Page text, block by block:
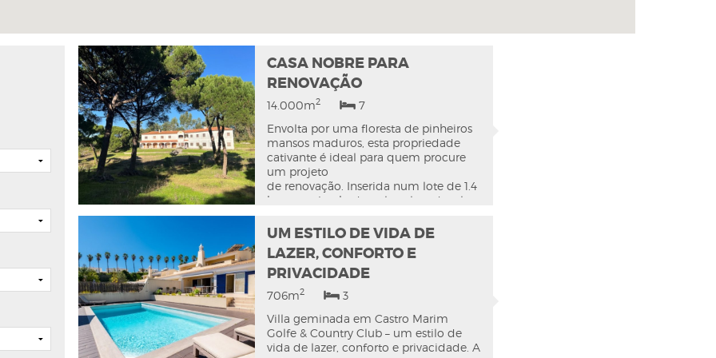
CASA NOBRE PARA
RENOVAÇÃO
14.000m2
7
Envolta por uma floresta de pinheiros
mansos maduros, esta propriedade
cativante é ideal para quem procure
um projeto
de renovação. Inserida num lote de 1.4
hectares, banhado pelo sol, onde a luz
rara poesia.
a casa é iluminada do amanhecer ao
entardecer, com a sua fachada virada
a sul, é
iluminada sob um céu azul infinito. Há
aqui um romantismo subtil — revelado
na luz que se filtra entre as copas dos
pinheiros, no
UM ESTILO DE VIDA DE
LAZER, CONFORTO E
PRIVACIDADE
706m2
3
Villa geminada em Castro Marim
Golfe & Country Club – um estilo de
vida de lazer, conforto e privacidade. A